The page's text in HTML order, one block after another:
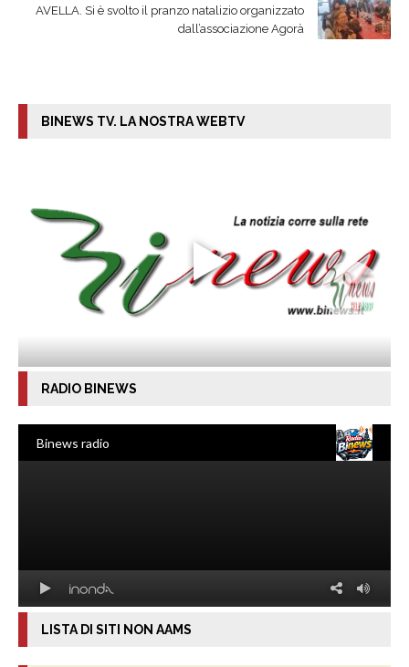
AVELLA. Si è svolto il pranzo natalizio organizzato
dall’associazione Agorà
BINEWS TV. LA NOSTRA WEBTV
RADIO BINEWS
LISTA DI SITI NON AAMS